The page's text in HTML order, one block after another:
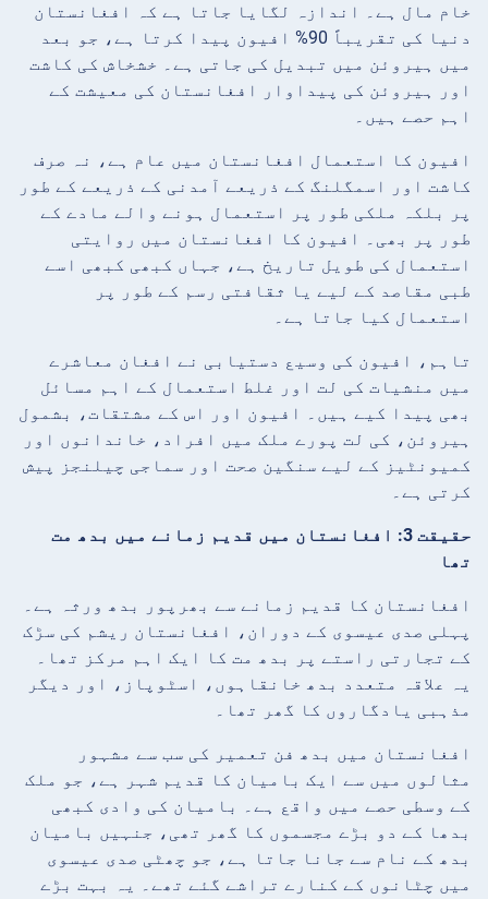
خام مال ہے۔ اندازہ لگایا جاتا ہے کہ افغانستان
دنیا کی تقریباً 90% افیون پیدا کرتا ہے، جو بعد
میں ہیروئن میں تبدیل کی جاتی ہے۔ خشخاش کی کاشت
اور ہیروئن کی پیداوار افغانستان کی معیشت کے
اہم حصے ہیں۔
افیون کا استعمال افغانستان میں عام ہے، نہ صرف
کاشت اور اسمگلنگ کے ذریعے آمدنی کے ذریعے کے طور
پر بلکہ ملکی طور پر استعمال ہونے والے مادے کے
طور پر بھی۔ افیون کا افغانستان میں روایتی
استعمال کی طویل تاریخ ہے، جہاں کبھی کبھی اسے
طبی مقاصد کے لیے یا ثقافتی رسم کے طور پر
استعمال کیا جاتا ہے۔
تاہم، افیون کی وسیع دستیابی نے افغان معاشرے
میں منشیات کی لت اور غلط استعمال کے اہم مسائل
بھی پیدا کیے ہیں۔ افیون اور اس کے مشتقات، بشمول
ہیروئن، کی لت پورے ملک میں افراد، خاندانوں اور
کمیونٹیز کے لیے سنگین صحت اور سماجی چیلنجز پیش
کرتی ہے۔
حقیقت 3: افغانستان میں قدیم زمانے میں بدھ مت
تھا
افغانستان کا قدیم زمانے سے بھرپور بدھ ورثہ ہے۔
پہلی صدی عیسوی کے دوران، افغانستان ریشم کی سڑک
کے تجارتی راستے پر بدھ مت کا ایک اہم مرکز تھا۔
یہ علاقہ متعدد بدھ خانقاہوں، اسٹوپاز، اور دیگر
مذہبی یادگاروں کا گھر تھا۔
افغانستان میں بدھ فن تعمیر کی سب سے مشہور
مثالوں میں سے ایک باميان کا قدیم شہر ہے، جو ملک
کے وسطی حصے میں واقع ہے۔ باميان کی وادی کبھی
بدھا کے دو بڑے مجسموں کا گھر تھی، جنہیں باميان
بدھ کے نام سے جانا جاتا ہے، جو چھٹی صدی عیسوی
میں چٹانوں کے کنارے تراشے گئے تھے۔ یہ بہت بڑے